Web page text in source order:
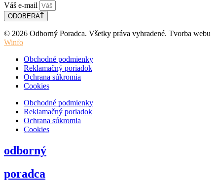
Váš e-mail
ODOBERAŤ
© 2026 Odborný Poradca. Všetky práva vyhradené. Tvorba webu
Winfo
Obchodné podmienky
Reklamačný poriadok
Ochrana súkromia
Cookies
Obchodné podmienky
Reklamačný poriadok
Ochrana súkromia
Cookies
odborný
poradca